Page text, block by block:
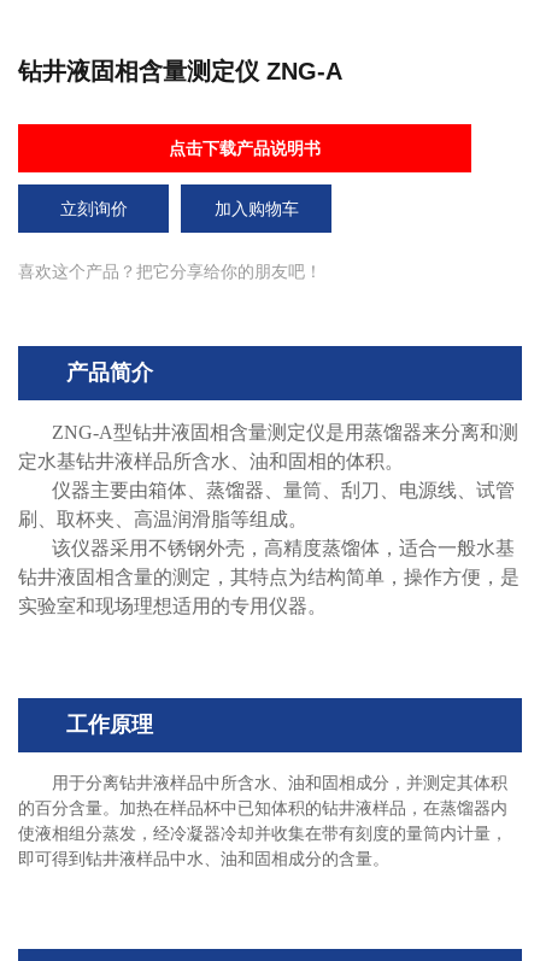
钻井液固相含量测定仪 ZNG-A
点击下载产品说明书
立刻询价 加入购物车
喜欢这个产品？把它分享给你的朋友吧！
产品简介
ZNG-A型钻井液固相含量测定仪是用蒸馏器来分离和测
定水基钻井液样品所含水、油和固相的体积。
仪器主要由箱体、蒸馏器、量筒、刮刀、电源线、试管
刷、取杯夹、高温润滑脂等组成。
该仪器采用不锈钢外壳，高精度蒸馏体，适合一般水基
钻井液固相含量的测定，其特点为结构简单，操作方便，是
实验室和现场理想适用的专用仪器。
工作原理
用于分离钻井液样品中所含水、油和固相成分，并测定其体积
的百分含量。加热在样品杯中已知体积的钻井液样品，在蒸馏器内
使液相组分蒸发，经冷凝器冷却并收集在带有刻度的量筒内计量，
即可得到钻井液样品中水、油和固相成分的含量。